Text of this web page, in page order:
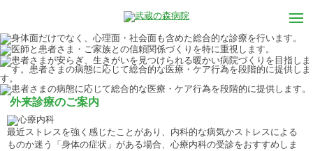
外来診療のご案内
最近ストレスを強く感じたことがあり、内科的な病気かストレスによる
ものか迷う「身体の症状」がある場合、心療内科の受診をおすすめしま